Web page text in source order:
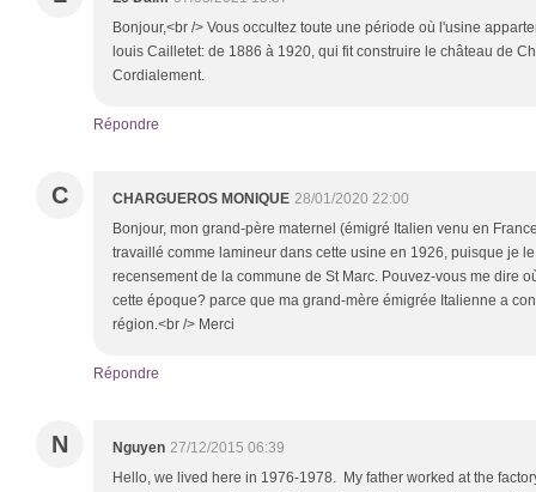
Bonjour,<br /> Vous occultez toute une période où l'usine
louis Cailletet: de 1886 à 1920, qui fit construire le château de
Cordialement.
Répondre
C CHARGUEROS MONIQUE 28/01/2020 22:00
Bonjour, mon grand-père maternel (émigré Italien venu en
travaillé comme lamineur dans cette usine en 1926, puisque je
recensement de la commune de St Marc. Pouvez-vous me dire
cette époque? parce que ma grand-mère émigrée Italienne a
région.<br /> Merci
Répondre
N Nguyen 27/12/2015 06:39
Hello, we lived here in 1976-1978. My father worked at the